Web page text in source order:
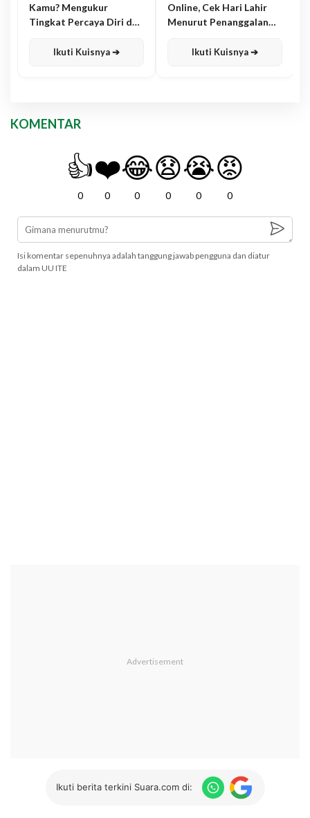
Kamu? Mengukur
Tingkat Percaya Diri dan
Ikuti Kuisnya ➔
Online, Cek Hari Lahir
Menurut Penanggalan
Ikuti Kuisnya ➔
KOMENTAR
👍
0
❤️
0
😂
0
😧
0
😭
0
😡
0
Isi komentar sepenuhnya adalah tanggung jawab pengguna dan diatur
dalam UU ITE
Ikuti berita terkini Suara.com di: